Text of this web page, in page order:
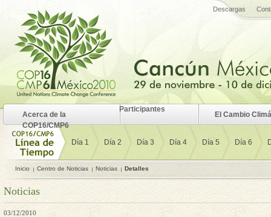
Noticias
03/12/2010
Día 1 Día 2 Día 3 Día 4 Día 5 Día 6
Inicio Centro de Noticias Noticias Detalles
Acerca de la
COP16/CMP6
Participantes
El Cambio
Descargas